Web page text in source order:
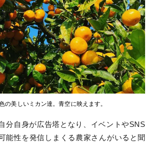
の美しいミカン達。青空に映えます。
分自身が広告塔となり、イベントやSNS
能性を発信しまくる農家さんがいると聞